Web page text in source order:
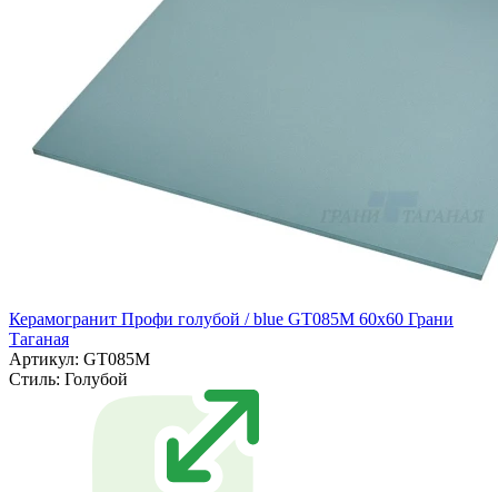
Керамогранит Профи голубой / blue GT085M 60х60 Грани
Таганая
Артикул: GT085M
Стиль: Голубой